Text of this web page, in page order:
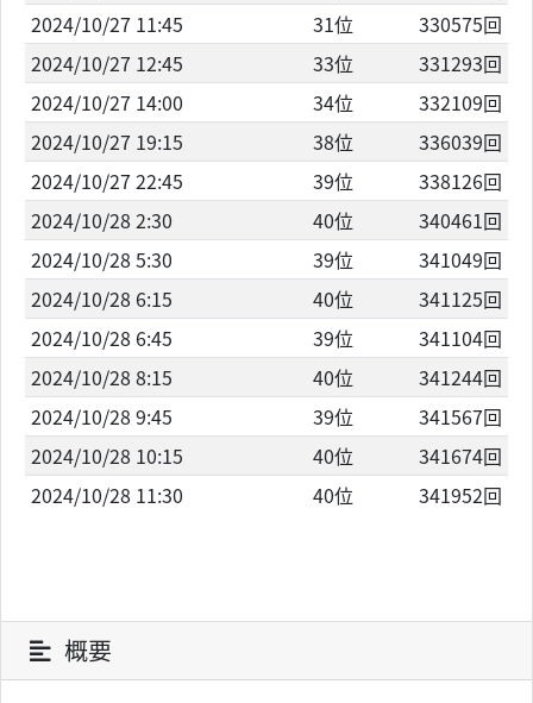
2024/10/27 11:45
31位
330575回
2024/10/27 12:45
33位
331293回
2024/10/27 14:00
34位
332109回
2024/10/27 19:15
38位
336039回
2024/10/27 22:45
39位
338126回
2024/10/28 2:30
40位
340461回
2024/10/28 5:30
39位
341049回
2024/10/28 6:15
40位
341125回
2024/10/28 6:45
39位
341104回
2024/10/28 8:15
40位
341244回
2024/10/28 9:45
39位
341567回
2024/10/28 10:15
40位
341674回
2024/10/28 11:30
40位 341952回
概要